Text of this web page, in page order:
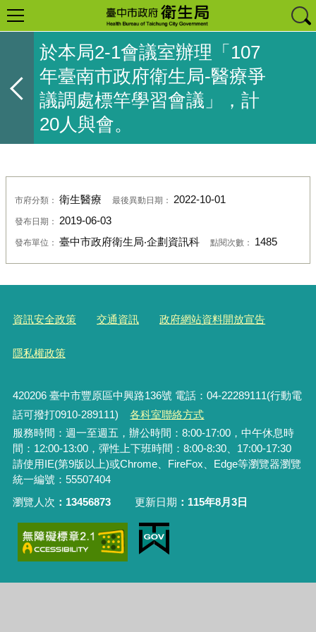
於本局2-1會議室辦理「107
年臺南市政府衛生局-醫療爭
議調處標竿學習會議」，計
20人與會。
市府分類： 衛生醫療 最後異動日期： 2022-10-01
發布日期： 2019-06-03
發布單位： 臺中市政府衛生局‧企劃資訊科 點閱次數： 1485
資訊安全政策 交通資訊 政府網站資料開放宣告
隱私權政策
420206臺中市豐原區中興路136號 電話：04-22289111(行動電
話可撥打0910-289111)
各科室聯絡方式
服務時間：週一至週五，辦公時間：8:00-17:00，中午休息時
間：12:00-13:00，彈性上下班時間：8:00-8:30、17:00-17:30
請使用IE(第9版以上)或Chrome、FireFox、Edge等瀏覽器瀏覽
統一編號：55507404
瀏覽人次
13456873 更新日期 115年8月3日